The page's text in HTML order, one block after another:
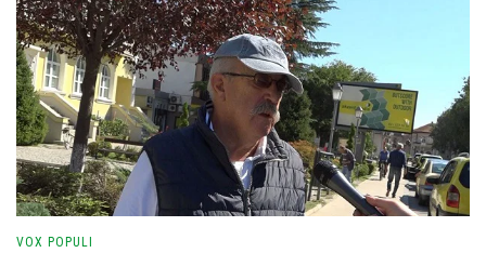
VOX POPULI